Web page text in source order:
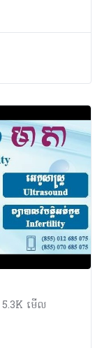
5.3K មើល